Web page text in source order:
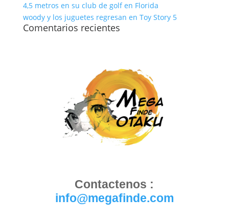
4,5 metros en su club de golf en Florida
woody y los juguetes regresan en Toy Story 5
Comentarios recientes
Contactenos :
info@megafinde.com